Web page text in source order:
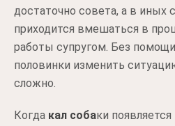
достаточно совета, а в иных
приходится вмешаться в
работы супругом. Без
половинки изменить
сложно.
Когда кал собаки появляется